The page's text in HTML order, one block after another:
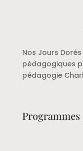
Nos Jours
pédagogiques
pédagogie